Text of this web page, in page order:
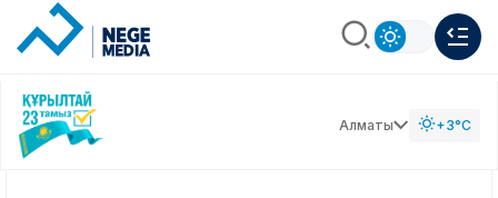
Алматы +3°C